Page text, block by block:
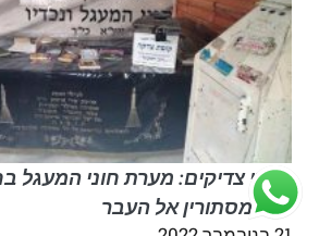
קברי צדיקים: מערת חוני המעגל
טיול מסתורין אל העבר